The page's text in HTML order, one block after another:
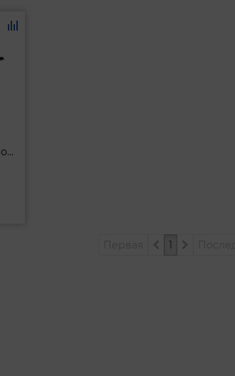
Резинка щетки стеклоочистителя
1